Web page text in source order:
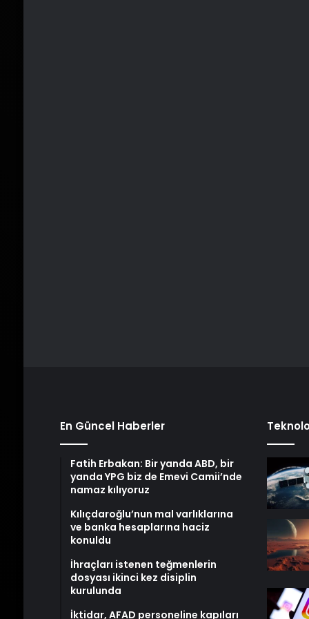
En Güncel Haberler
Fatih Erbakan: Bir yanda ABD, bir
yanda YPG biz de Emevi Camii’nde
namaz kılıyoruz
Kılıçdaroğlu’nun mal varlıklarına
ve banka hesaplarına haciz
konuldu
İhraçları istenen teğmenlerin
dosyası ikinci kez disiplin
kurulunda
İktidar, AFAD personeline kapıları